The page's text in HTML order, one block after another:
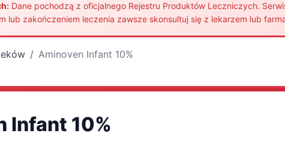
Dane pochodzą z oficjalnego Rejestru Produktów Leczniczych.
lub zakończeniem leczenia zawsze skonsultuj się z lekarzem lub
Aminoven Infant 10%
Infant 10%